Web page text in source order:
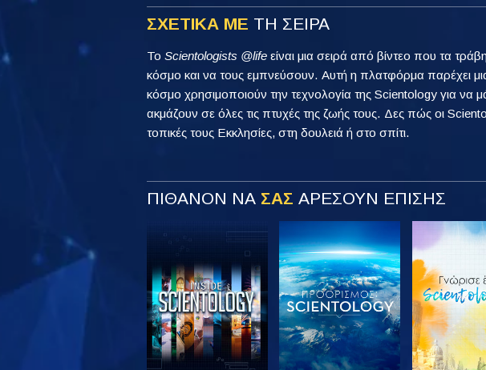
ΣΧΕΤΙΚΑ ΜΕ ΤΗ ΣΕΙΡΑ
Το Scientologists @life είναι μια σειρά από βίντεο που τα
κόσμο και να τους εμπνεύσουν. Αυτή η πλατφόρμα παρέχει
κόσμο χρησιμοποιούν την τεχνολογία της Scientology για
ακμάζουν σε όλες τις πτυχές της ζωής τους. Δες πώς οι
τοπικές τους Εκκλησίες, στη δουλειά ή στο σπίτι.
ΠΙΘΑΝΟΝ ΝΑ ΣΑΣ ΑΡΕΣΟΥΝ ΕΠΙΣΗΣ